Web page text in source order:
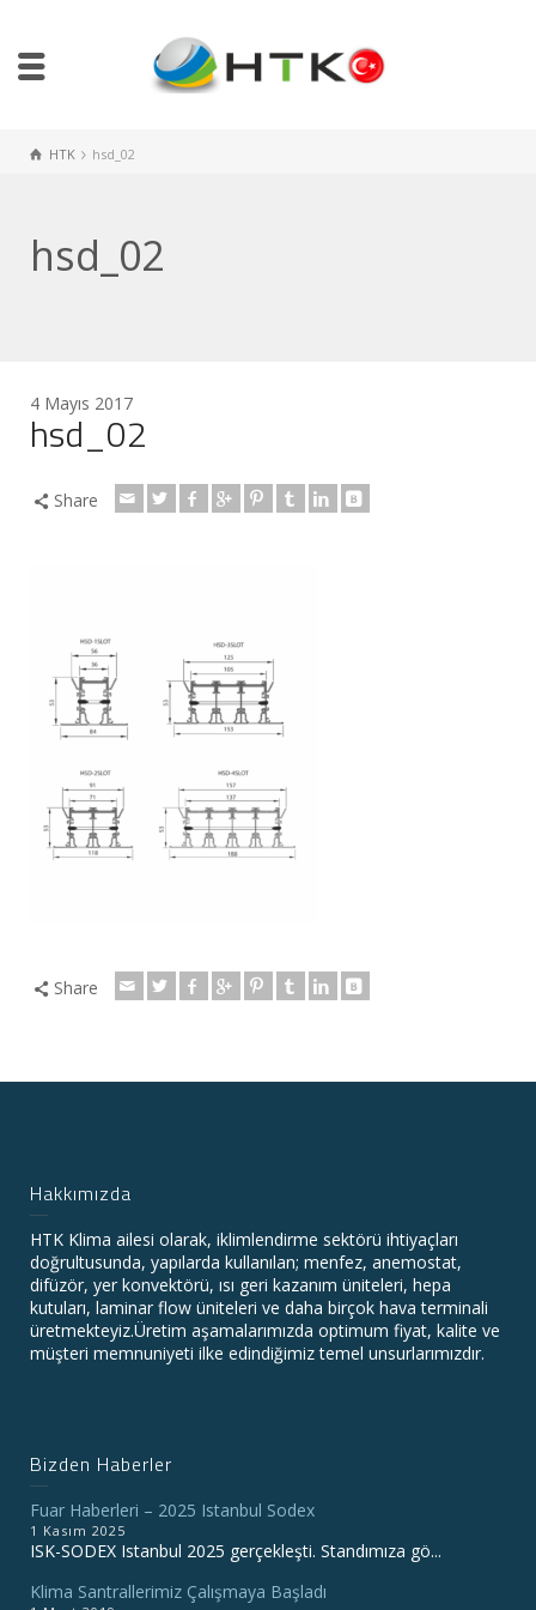
HTK hsd_02
hsd_02
4 Mayıs 2017
hsd_02
Share
Share
Hakkımızda
HTK Klima ailesi olarak, iklimlendirme sektörü ihtiyaçları
doğrultusunda, yapılarda kullanılan; menfez, anemostat,
difüzör, yer konvektörü, ısı geri kazanım üniteleri, hepa
kutuları, laminar flow üniteleri ve daha birçok hava terminali
üretmekteyiz.Üretim aşamalarımızda optimum fiyat, kalite ve
müşteri memnuniyeti ilke edindiğimiz temel unsurlarımızdır.
Bizden Haberler
Fuar Haberleri – 2025 Istanbul Sodex
1 Kasım 2025
ISK-SODEX Istanbul 2025 gerçekleşti. Standımıza gö...
Klima Santrallerimiz Çalışmaya Başladı